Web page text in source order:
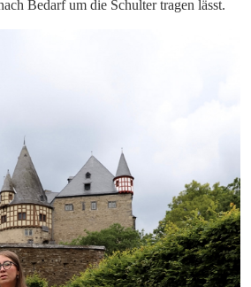
Bedarf um die Schulter tragen lässt.